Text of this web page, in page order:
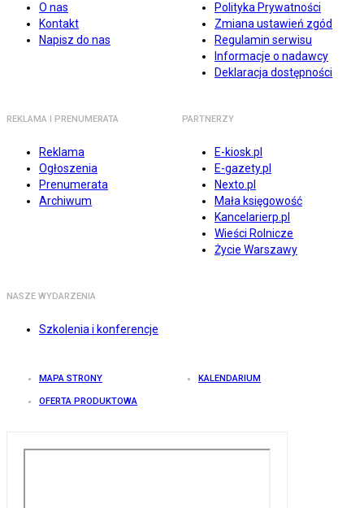
O nas
Kontakt
Napisz do nas
Polityka Prywatności
Zmiana ustawień zgód
Regulamin serwisu
Informacje o nadawcy
Deklaracja dostępności
REKLAMA I PRENUMERATA
Reklama
Ogłoszenia
Prenumerata
Archiwum
PARTNERZY
E-kiosk.pl
E-gazety.pl
Nexto.pl
Mała księgowość
Kancelarierp.pl
Wieści Rolnicze
Życie Warszawy
NASZE WYDARZENIA
Szkolenia i konferencje
MAPA STRONY KALENDARIUM
OFERTA PRODUKTOWA